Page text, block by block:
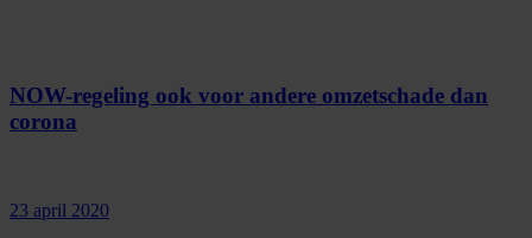
NOW-regeling ook voor andere omzetschade dan
corona
23 april 2020